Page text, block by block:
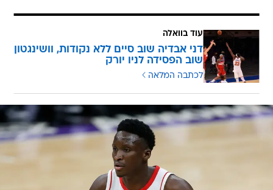
עוד בוואלה
דני אבדיה שוב סיים ללא נקודות, וושינגטון
שוב הפסידה לניו יורק
לכתבה המלאה